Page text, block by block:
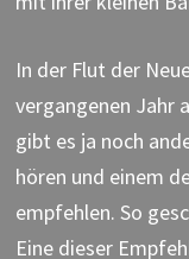
In der Flut der
vergangenen Jahr
gibt es ja noch
hören und einem
empfehlen. So
Eine dieser